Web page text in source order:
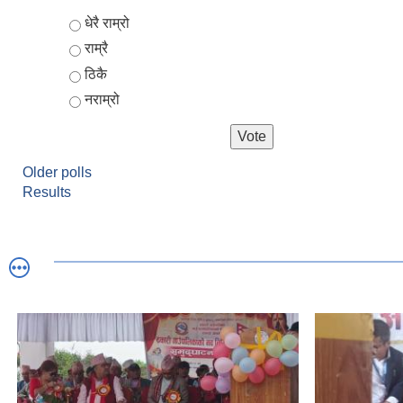
Choices
धेरै राम्रो
राम्रै
ठिकै
नराम्रो
Older polls
Results